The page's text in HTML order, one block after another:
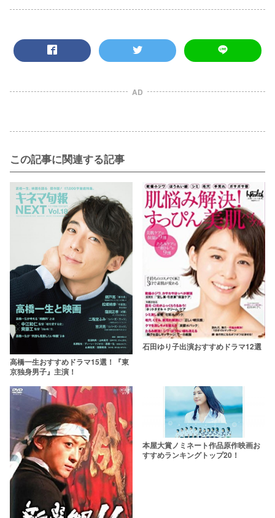
AD
この記事に関連する記事
高橋一生おすすめドラマ15選！『東
京独身男子』主演！
石田ゆり子出演おすすめドラマ12選
本屋大賞ノミネート作品原作映画お
すすめランキングトップ20！